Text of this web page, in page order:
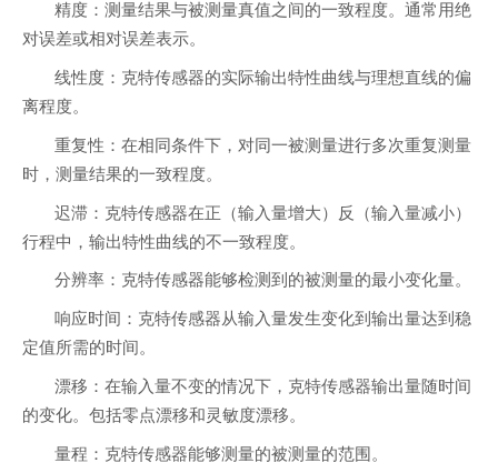
精度：测量结果与被测量真值之间的一致程度。通常用绝
对误差或相对误差表示。
线性度：克特传感器的实际输出特性曲线与理想直线的偏
离程度。
重复性：在相同条件下，对同一被测量进行多次重复测量
时，测量结果的一致程度。
迟滞：克特传感器在正（输入量增大）反（输入量减小）
行程中，输出特性曲线的不一致程度。
分辨率：克特传感器能够检测到的被测量的最小变化量。
响应时间：克特传感器从输入量发生变化到输出量达到稳
定值所需的时间。
漂移：在输入量不变的情况下，克特传感器输出量随时间
的变化。包括零点漂移和灵敏度漂移。
量程：克特传感器能够测量的被测量的范围。